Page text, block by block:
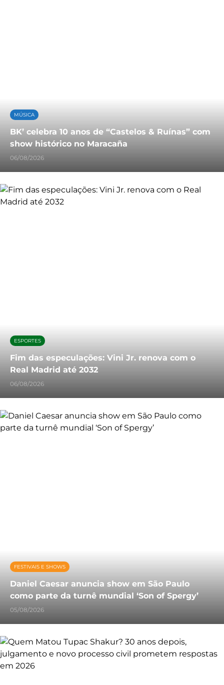
MÚSICA
BK’ celebra 10 anos de “Castelos & Ruínas” com
show histórico no Maracaña
06/08/2026
ESPORTES
Fim das especulações: Vini Jr. renova com o
Real Madrid até 2032
06/08/2026
FESTIVAIS E SHOWS
Daniel Caesar anuncia show em São Paulo
como parte da turnê mundial ‘Son of Spergy’
05/08/2026